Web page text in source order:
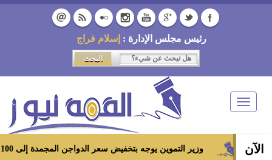
رئيس مجلس الإدارة : إسلام فراج
Toggle
navigation
الآن وزير التموين يوجه بتخفيض سعر الدواجن المجمدة إلى 100 جنيه للكيلو بالمجمعات الاستهلاكية ومعارض «أهلاً رمضان»